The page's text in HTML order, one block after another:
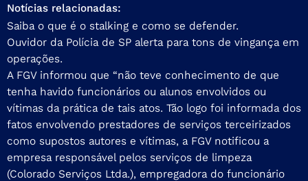
Notícias relacionadas:
Saiba o que é o stalking e como se defender.
Ouvidor da Polícia de SP alerta para tons de vingança em
operações.
A FGV informou que “não teve conhecimento de que
tenha havido funcionários ou alunos envolvidos ou
vítimas da prática de tais atos. Tão logo foi informada dos
fatos envolvendo prestadores de serviços terceirizados
como supostos autores e vítimas, a FGV notificou a
empresa responsável pelos serviços de limpeza
(Colorado Serviços Ltda.), empregadora do funcionário